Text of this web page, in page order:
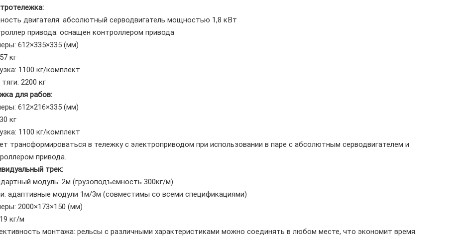
двигателя: абсолютный серводвигатель мощностью 1,8 кВт
привода: оснащен контроллером привода
612×335×335 (мм)
кг
1100 кг/комплект
2200 кг
для рабов:
612×216×335 (мм)
кг
1100 кг/комплект
трансформироваться в тележку с электроприводом при использовании в паре с абсолютным серводвигателем и
привода.
трек:
модуль: 2м (грузоподъемность 300кг/м)
адаптивные модули 1м/3м (совместимы со всеми спецификациями)
2000×173×150 (мм)
кг/м
монтажа: рельсы с различными характеристиками можно соединять в любом месте, что экономит время.